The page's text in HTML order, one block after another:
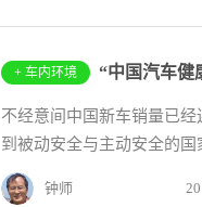
+ 车内环境 “中国汽车健
不经意间中国新车销量已
到被动安全与主动安全的
钟师